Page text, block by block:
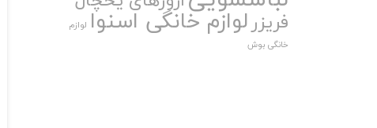
فریزر لوازم خانگی اسنوا لوازم
خانگی بوش